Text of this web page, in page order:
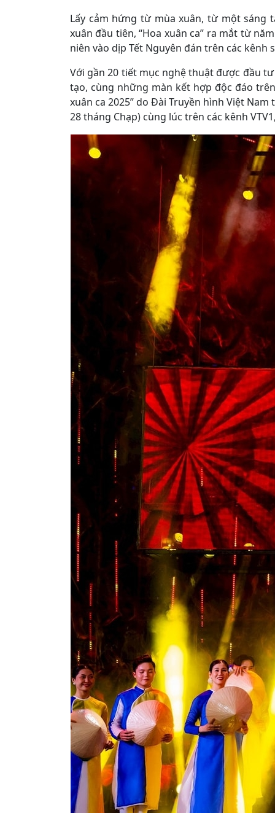
Lấy cảm hứng từ mùa xuân, từ một sáng
xuân đầu tiên, “Hoa xuân ca” ra mắt từ
niên vào dịp Tết Nguyên đán trên các kênh
Với gần 20 tiết mục nghệ thuật được đầu
tạo, cùng những màn kết hợp độc đáo
xuân ca 2025” do Đài Truyền hình Việt
28 tháng Chạp) cùng lúc trên các kênh VTV1,